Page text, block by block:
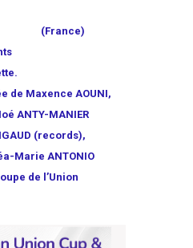
de Maxence AOUNI,
ANTY-MANIER
(records),
Marie ANTONIO
de l’Union